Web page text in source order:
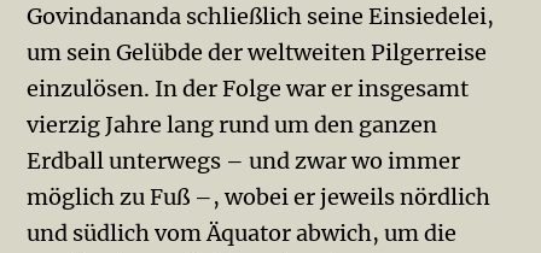
Govindananda schließlich seine Einsiedelei,
um sein Gelübde der weltweiten Pilgerreise
einzulösen. In der Folge war er insgesamt
vierzig Jahre lang rund um den ganzen
Erdball unterwegs – und zwar wo immer
möglich zu Fuß –, wobei er jeweils nördlich
und südlich vom Äquator abwich, um die